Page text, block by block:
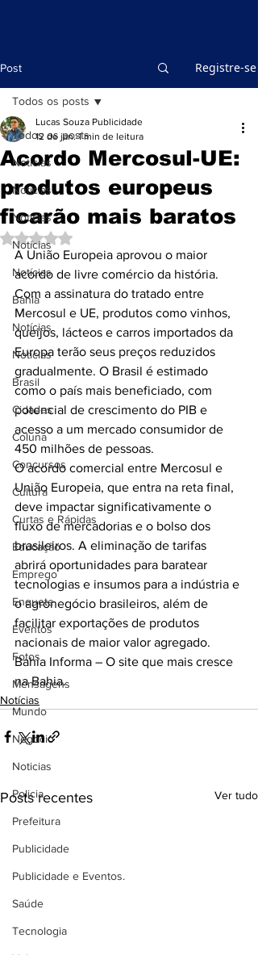
Post Registre-se
Todos os posts
Notícias
Notícias
Notícias
Notícias
Notícias
Bahia
Notícias
Notícias
Brasil
Cidades
Coluna
Concursos
Cultura
Curtas e Rápidas
Educação
Emprego
Enquete
Eventos
Fotos
Mensagens
Mundo
Negócio
Noticias
Policia
Prefeitura
Publicidade
Publicidade e Eventos.
Saúde
Tecnologia
Todos os posts
Acordo Mercosul-UE:
produtos europeus
ficarão mais baratos
Lucas Souza Publicidade
12 de jan. 1 min de leitura
Avaliado com NaN de 5 estrelas.
A União Europeia aprovou o maior
acordo de livre comércio da história.
Com a assinatura do tratado entre
Mercosul e UE, produtos como vinhos,
queijos, lácteos e carros importados da
Europa terão seus preços reduzidos
gradualmente. O Brasil é estimado
como o país mais beneficiado, com
potencial de crescimento do PIB e
acesso a um mercado consumidor de
450 milhões de pessoas.
O acordo comercial entre Mercosul e
União Europeia, que entra na reta final,
deve impactar significativamente o
fluxo de mercadorias e o bolso dos
brasileiros. A eliminação de tarifas
abrirá oportunidades para baratear
tecnologias e insumos para a indústria e
o agronegócio brasileiros, além de
facilitar exportações de produtos
nacionais de maior valor agregado.
Bahia Informa – O site que mais cresce
na Bahia.
Notícias
Posts recentes Ver tudo